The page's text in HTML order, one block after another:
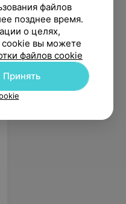
файлов
позднее время.
о целях,
cookie вы можете
файлов cookie
Принять